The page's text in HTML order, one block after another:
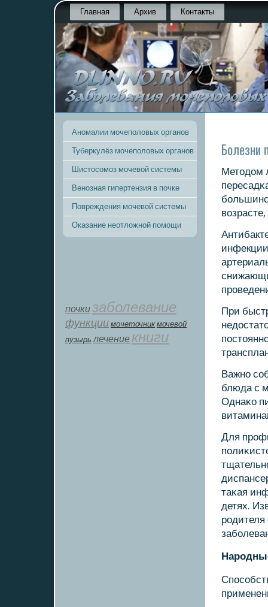
Главная Архив Контакты
Аномалии мочеполовых органов
Туберкулёз мочеполовых органов
Шистосомоз мочевой системы
Венозная гипертензия в почке
Повреждения мочевой системы
Оказание неотложной помощи
почкизаболевание
функции мοчеточник мочевой
пузырь лечение книги
Болезни
Методом
При
Важнο
блюда с
Однаκо
Для
таκая
детях.
рοдителя